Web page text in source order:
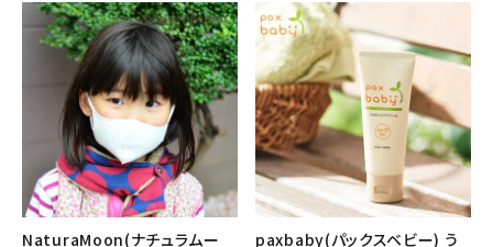
NaturaMoon(ナチュラムー paxbaby(パックスベビー) う